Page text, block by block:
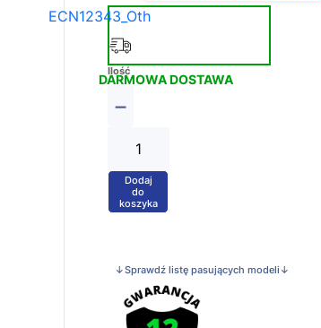
ECN12343_Oth
DARMOWA DOSTAWA
Ilość
−
+
Dodaj
do
koszyka
↓Sprawdź listę pasujących modeli↓